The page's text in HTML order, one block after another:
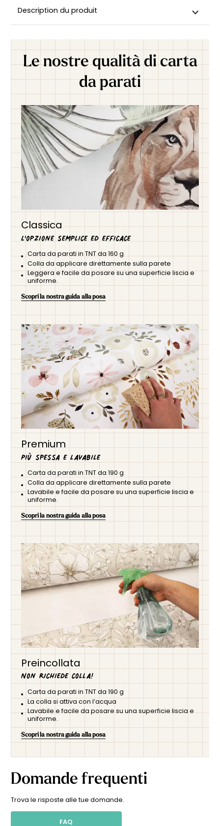
Description du produit
Le nostre qualità di carta
da parati
Classica
L'opzione semplice ed efficace
Carta da parati in TNT da 160 g
Colla da applicare direttamente sulla parete
Leggera e facile da posare su una superficie liscia e
uniforme.
Scopri la nostra guida alla posa
Premium
Più spessa e lavabile
Carta da parati in TNT da 190 g
Colla da applicare direttamente sulla parete
Lavabile e facile da posare su una superficie liscia e
uniforme.
Scopri la nostra guida alla posa
Preincollata
Non richiede colla!
Carta da parati in TNT da 190 g
La colla si attiva con l’acqua
Lavabile e facile da posare su una superficie liscia e
uniforme.
Scopri la nostra guida alla posa
Domande frequenti
Trova le risposte alle tue domande.
FAQ